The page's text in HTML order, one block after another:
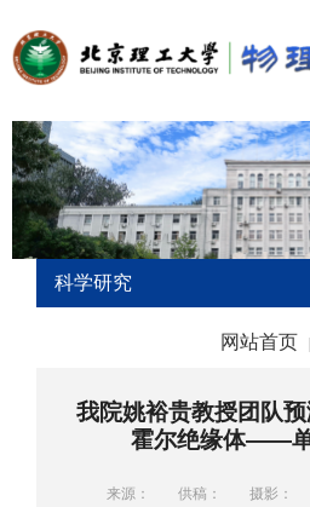
科学研究
网站首页
我院姚裕贵教授团队
霍尔绝缘体——
来源： 供稿： 摄影：